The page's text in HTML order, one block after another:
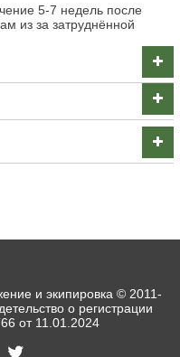
5-7 недель после
из за затруднённой
и экипировка © 2011-
о регистрации
от 11.01.2024